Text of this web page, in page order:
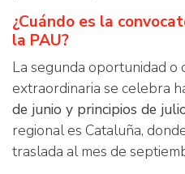
¿Cuándo es la
la PAU?
La segunda oportunidad o
extraordinaria se celebra
de junio y principios de
regional es Cataluña,
traslada al mes de